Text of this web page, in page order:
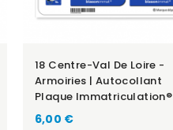
18 Centre-Val De Loire -
Armoiries | Autocollant
Plaque Immatriculation®
6,00 €